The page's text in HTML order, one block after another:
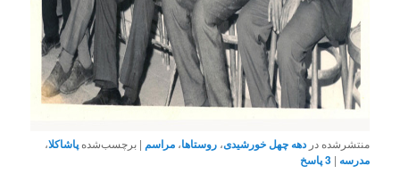
منتشرشده در دهه چهل خورشیدی،روستاها،مراسم |برچسب‌شده پاشاکلا،
مدرسه |
3پاسخ